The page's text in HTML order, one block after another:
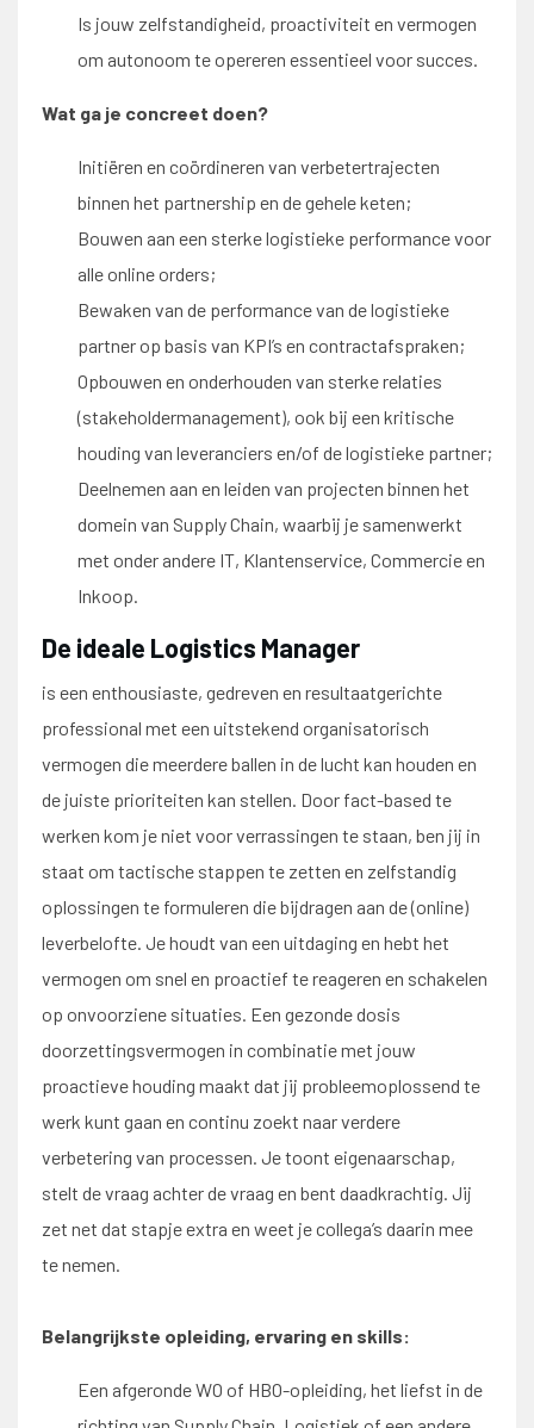
Is jouw zelfstandigheid, proactiviteit en vermogen
om autonoom te opereren essentieel voor succes.
Wat ga je concreet doen?
Initiëren en coördineren van verbetertrajecten
binnen het partnership en de gehele keten;
Bouwen aan een sterke logistieke performance voor
alle online orders;
Bewaken van de performance van de logistieke
partner op basis van KPI’s en contractafspraken;
Opbouwen en onderhouden van sterke relaties
(stakeholdermanagement), ook bij een kritische
houding van leveranciers en/of de logistieke partner;
Deelnemen aan en leiden van projecten binnen het
domein van Supply Chain, waarbij je samenwerkt
met onder andere IT, Klantenservice, Commercie en
Inkoop.
De ideale Logistics Manager
is een enthousiaste, gedreven en resultaatgerichte
professional met een uitstekend organisatorisch
vermogen die meerdere ballen in de lucht kan houden en
de juiste prioriteiten kan stellen. Door fact-based te
werken kom je niet voor verrassingen te staan, ben jij in
staat om tactische stappen te zetten en zelfstandig
oplossingen te formuleren die bijdragen aan de (online)
leverbelofte. Je houdt van een uitdaging en hebt het
vermogen om snel en proactief te reageren en schakelen
op onvoorziene situaties. Een gezonde dosis
doorzettingsvermogen in combinatie met jouw
proactieve houding maakt dat jij probleemoplossend te
werk kunt gaan en continu zoekt naar verdere
verbetering van processen. Je toont eigenaarschap,
stelt de vraag achter de vraag en bent daadkrachtig. Jij
zet net dat stapje extra en weet je collega’s daarin mee
te nemen.
Belangrijkste opleiding, ervaring en skills:
Een afgeronde WO of HBO-opleiding, het liefst in de